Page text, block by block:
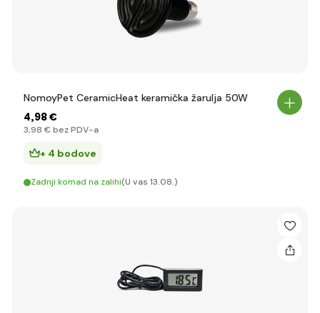
NomoyPet CeramicHeat keramička žarulja 50W
4,98 €
3,98 € bez PDV-a
+ 4 bodove
Zadnji komad na zalihi(U vas 13.08.)